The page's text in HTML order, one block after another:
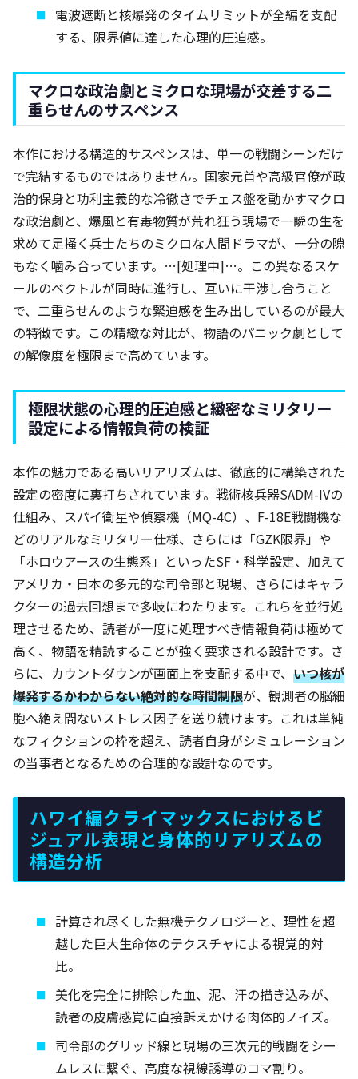
電波遮断と核爆発のタイムリミットが全編を支配
する、限界値に達した心理的圧迫感。
マクロな政治劇とミクロな現場が交差する二
重らせんのサスペンス
本作における構造的サスペンスは、単一の戦闘シーンだけ
で完結するものではありません。国家元首や高級官僚が政
治的保身と功利主義的な冷徹さでチェス盤を動かすマクロ
な政治劇と、爆風と有毒物質が荒れ狂う現場で一瞬の生を
求めて足掻く兵士たちのミクロな人間ドラマが、一分の隙
もなく噛み合っています。…[処理中]…。この異なるスケ
ールのベクトルが同時に進行し、互いに干渉し合うこと
で、二重らせんのような緊迫感を生み出しているのが最大
の特徴です。この精緻な対比が、物語のパニック劇として
の解像度を極限まで高めています。
極限状態の心理的圧迫感と緻密なミリタリー
設定による情報負荷の検証
本作の魅力である高いリアリズムは、徹底的に構築された
設定の密度に裏打ちされています。戦術核兵器SADM-IVの
仕組み、スパイ衛星や偵察機（MQ-4C）、F-18E戦闘機な
どのリアルなミリタリー仕様、さらには「GZK限界」や
「ホロウアースの生態系」といったSF・科学設定、加えて
アメリカ・日本の多元的な司令部と現場、さらにはキャラ
クターの過去回想まで多岐にわたります。これらを並行処
理させるため、読者が一度に処理すべき情報負荷は極めて
高く、物語を精読することが強く要求される設計です。さ
らに、カウントダウンが画面上を支配する中で、 いつ核が
爆発するかわからない絶対的な時間制限が、観測者の脳細
胞へ絶え間ないストレス因子を送り続けます。これは単純
なフィクションの枠を超え、読者自身がシミュレーション
の当事者となるための合理的な設計なのです。
ハワイ編クライマックスにおけるビ
ジュアル表現と身体的リアリズムの
構造分析
計算され尽くした無機テクノロジーと、理性を超
越した巨大生命体のテクスチャによる視覚的対
比。
美化を完全に排除した血、泥、汗の描き込みが、
読者の皮膚感覚に直接訴えかける肉体的ノイズ。
司令部のグリッド線と現場の三次元的戦闘をシー
ムレスに繋ぐ、高度な視線誘導のコマ割り。